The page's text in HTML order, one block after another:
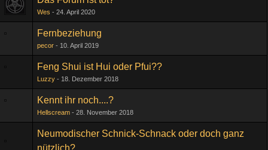
Wes 24. April 2020
Fernbeziehung
pecor 10. April 2019
Feng Shui ist Hui oder Pfui??
Luzzy 18. Dezember 2018
Kennt ihr noch....?
Hellscream 28. November 2018
Neumodischer Schnick-Schnack oder doch ganz
nützlich?